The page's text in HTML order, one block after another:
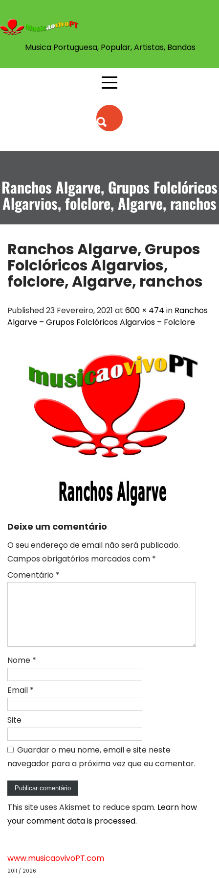
content
Musica Portuguesa, Popular, Artistas, Bandas
Ranchos Algarve, Grupos Folclóricos
Algarvios, folclore, Algarve, ranchos
Ranchos Algarve, Grupos
Folclóricos Algarvios,
folclore, Algarve, ranchos
Published 23 Fevereiro, 2021 at 600 × 474 in Ranchos
Algarve – Grupos Folclóricos Algarvios – Folclore
Deixe um comentário
O seu endereço de email não será publicado.
Campos obrigatórios marcados com *
Comentário *
Nome *
Email *
Site
Guardar o meu nome, email e site neste
navegador para a próxima vez que eu comentar.
This site uses Akismet to reduce spam. Learn how
your comment data is processed.
www.musicaovivoPT.com
2011 / 2026